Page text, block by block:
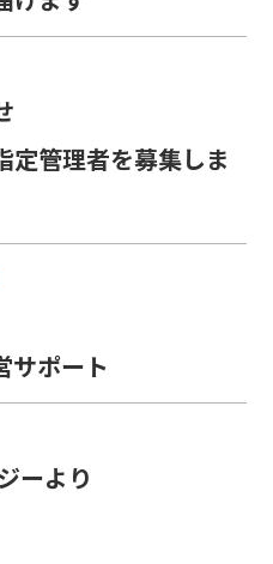
定管理者を募集しま
サポート
ーより